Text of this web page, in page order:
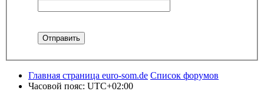
Главная страница euro-som.de Список форумов
Часовой пояс: UTC+02:00